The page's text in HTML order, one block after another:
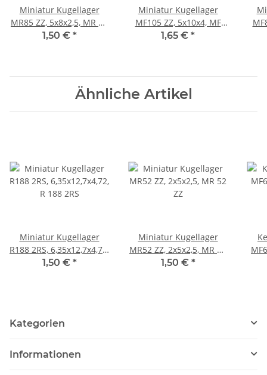
Miniatur Kugellager
MR85 ZZ, 5x8x2,5, MR 85
ZZ
1,50 € *
Miniatur Kugellager
MF105 ZZ, 5x10x4, MF
105 ZZ
1,65 € *
Ähnliche Artikel
Miniatur Kugellager
R188 2RS, 6,35x12,7x4,72,
R 188 2RS
1,50 € *
Miniatur Kugellager
MR52 ZZ, 2x5x2,5, MR 52
ZZ
1,50 € *
Kategorien
Informationen